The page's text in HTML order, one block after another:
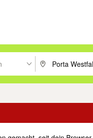
oder Vorschläge mit
PLZ oder Ort